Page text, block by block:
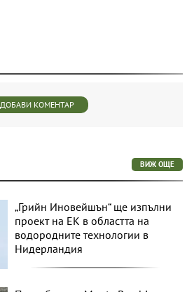
ДОБАВИ КОМЕНТАР
ВИЖ ОЩЕ
„Грийн Иновейшън“ ще изпълни
проект на ЕК в областта на
водородните технологии в
Нидерландия